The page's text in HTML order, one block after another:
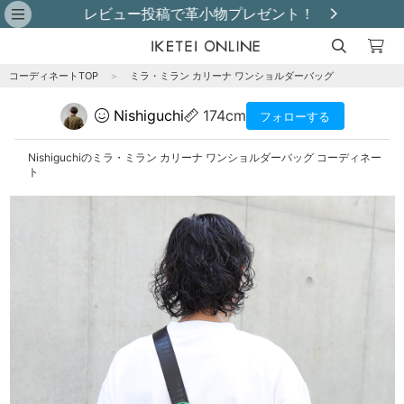
レビュー投稿で革小物プレゼント！
コーディネートTOP ＞ ミラ・ミラン カリーナ ワンショルダーバッグ
Nishiguchi 174cm フォローする
Nishiguchiのミラ・ミラン カリーナ ワンショルダーバッグ コーディネー
ト